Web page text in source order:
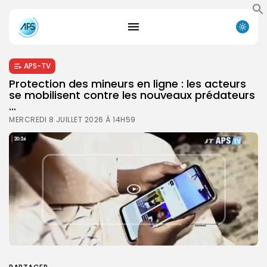
APS-TV
Protection des mineurs en ligne : les acteurs
se mobilisent contre les nouveaux prédateurs
…
MERCREDI 8 JUILLET 2026 À 14H59